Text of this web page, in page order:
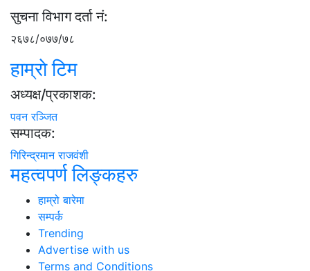
सुचना विभाग दर्ता नं:
२६७८/०७७/७८
हाम्राे टिम
अध्यक्ष/प्रकाशक:
पवन रञ्जित
सम्पादक:
गिरिन्द्रमान राजवंशी
महत्वपर्ण लिङ्कहरु
हाम्रो बारेमा
सम्पर्क
Trending
Advertise with us
Terms and Conditions